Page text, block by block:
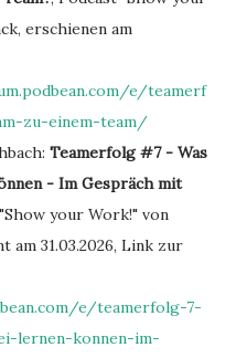
erschienen am
e/teamerf
zu-einem-team/
Teamerfolg #7 - Was
- Im Gespräch mit
your Work!" von
am 31.03.2026, Link zur
e/teamerfolg-7-
lernen-konnen-im-